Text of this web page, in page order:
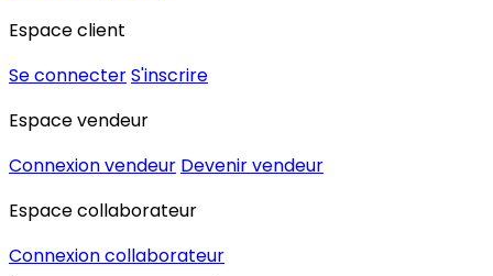
Espace client
Se connecterS'inscrire
Espace vendeur
Connexion vendeur Devenir vendeur
Espace collaborateur
Connexion collaborateur